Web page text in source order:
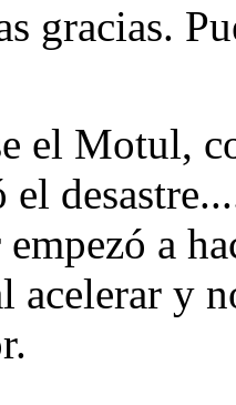
gracias.
el Motul,
a
acelerar y